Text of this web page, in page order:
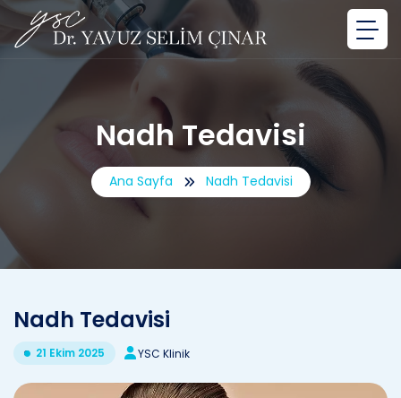
Nadh Tedavisi
Ana Sayfa Nadh Tedavisi
Nadh Tedavisi
21 Ekim 2025 YSC Klinik